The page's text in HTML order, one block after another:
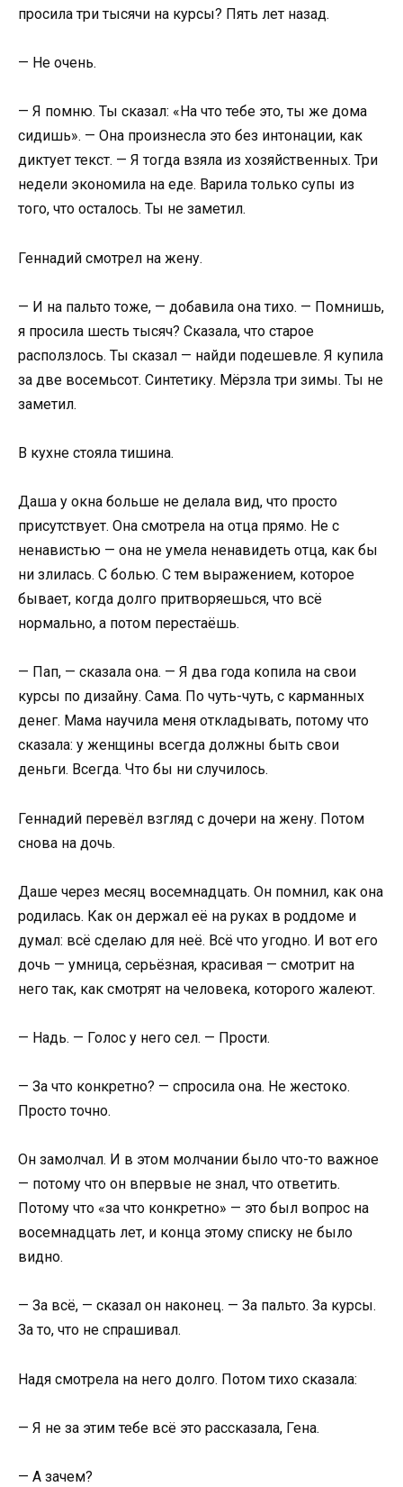
просила три тысячи на курсы? Пять лет назад.
— Не очень.
— Я помню. Ты сказал: «На что тебе это, ты же дома
сидишь». — Она произнесла это без интонации, как
диктует текст. — Я тогда взяла из хозяйственных. Три
недели экономила на еде. Варила только супы из
того, что осталось. Ты не заметил.
Геннадий смотрел на жену.
— И на пальто тоже, — добавила она тихо. — Помнишь,
я просила шесть тысяч? Сказала, что старое
расползлось. Ты сказал — найди подешевле. Я купила
за две восемьсот. Синтетику. Мёрзла три зимы. Ты не
заметил.
В кухне стояла тишина.
Даша у окна больше не делала вид, что просто
присутствует. Она смотрела на отца прямо. Не с
ненавистью — она не умела ненавидеть отца, как бы
ни злилась. С болью. С тем выражением, которое
бывает, когда долго притворяешься, что всё
нормально, а потом перестаёшь.
— Пап, — сказала она. — Я два года копила на свои
курсы по дизайну. Сама. По чуть-чуть, с карманных
денег. Мама научила меня откладывать, потому что
сказала: у женщины всегда должны быть свои
деньги. Всегда. Что бы ни случилось.
Геннадий перевёл взгляд с дочери на жену. Потом
снова на дочь.
Даше через месяц восемнадцать. Он помнил, как она
родилась. Как он держал её на руках в роддоме и
думал: всё сделаю для неё. Всё что угодно. И вот его
дочь — умница, серьёзная, красивая — смотрит на
него так, как смотрят на человека, которого жалеют.
— Надь. — Голос у него сел. — Прости.
— За что конкретно? — спросила она. Не жестоко.
Просто точно.
Он замолчал. И в этом молчании было что-то важное
— потому что он впервые не знал, что ответить.
Потому что «за что конкретно» — это был вопрос на
восемнадцать лет, и конца этому списку не было
видно.
— За всё, — сказал он наконец. — За пальто. За курсы.
За то, что не спрашивал.
Надя смотрела на него долго. Потом тихо сказала:
— Я не за этим тебе всё это рассказала, Гена.
— А зачем?